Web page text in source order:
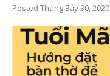
Posted Tháng Bảy 30, 2020